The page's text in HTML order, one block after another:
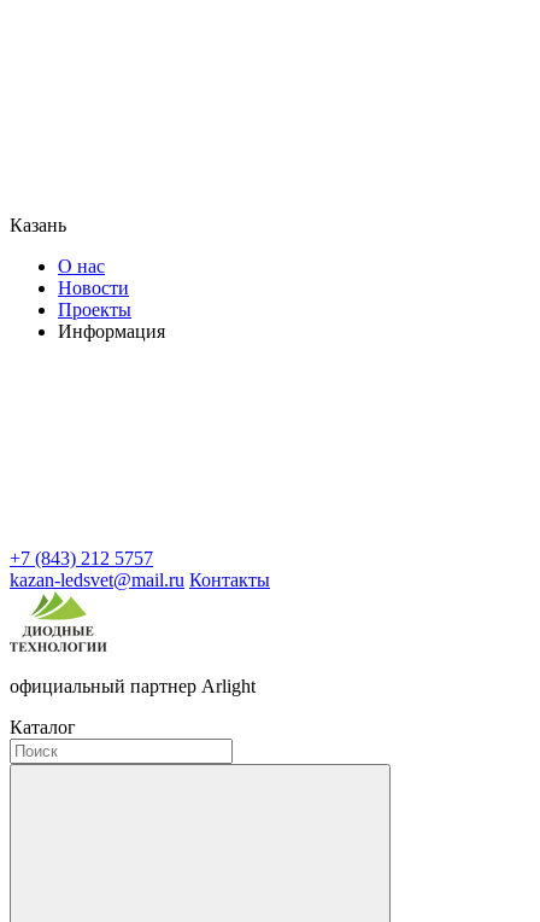
Казань
О нас
Новости
Проекты
Информация
+7 (843) 212 5757
kazan-ledsvet@mail.ru Контакты
официальный партнер Arlight
Каталог